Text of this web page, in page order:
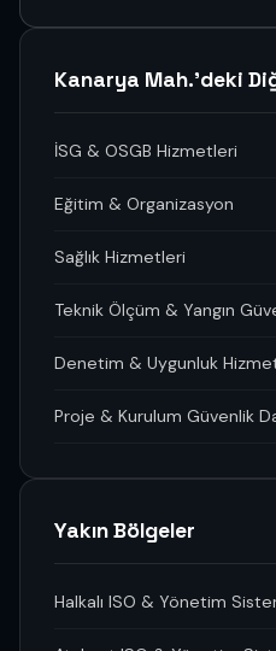
Kanarya Mah.'deki
İSG & OSGB Hizmetleri
Eğitim & Organizasyon
Sağlık Hizmetleri
Teknik Ölçüm & Yangın
Denetim & Uygunluk
Proje & Kurulum Güvenlik
Yakın Bölgeler
Halkalı ISO & Yönetim